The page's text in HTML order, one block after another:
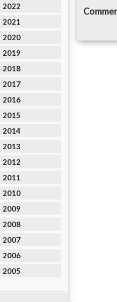
2022
2021
2020
2019
2018
2017
2016
2015
2014
2013
2012
2011
2010
2009
2008
2007
2006
2005